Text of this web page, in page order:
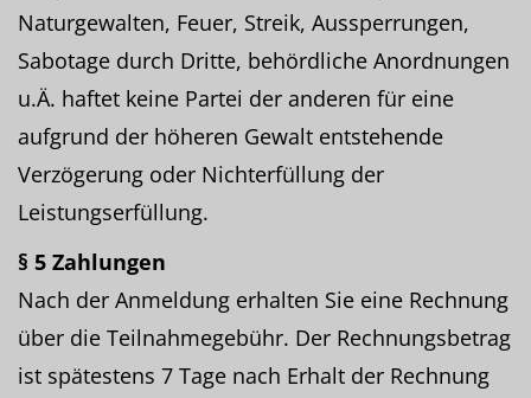
Naturgewalten, Feuer, Streik, Aussperrungen,
Sabotage durch Dritte, behördliche Anordnungen
u.Ä. haftet keine Partei der anderen für eine
aufgrund der höheren Gewalt entstehende
Verzögerung oder Nichterfüllung der
Leistungserfüllung.
§ 5 Zahlungen
Nach der Anmeldung erhalten Sie eine Rechnung
über die Teilnahmegebühr. Der Rechnungsbetrag
ist spätestens 7 Tage nach Erhalt der Rechnung